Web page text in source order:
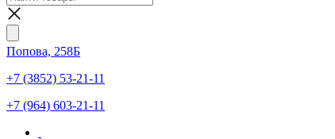
Попова, 258Б
+7 (3852) 53-21-11
+7 (964) 603-21-11